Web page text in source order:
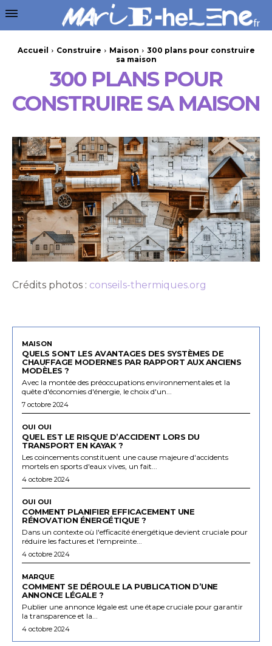
Accueil Construire Maison
300 plans pour construire
sa maison
300 PLANS POUR
CONSTRUIRE SA MAISON
Crédits photos : conseils-thermiques.org
MAISON
QUELS SONT LES AVANTAGES DES SYSTÈMES DE
CHAUFFAGE MODERNES PAR RAPPORT AUX ANCIENS
MODÈLES ?
Avec la montée des préoccupations environnementales et la
quête d'économies d'énergie, le choix d'un...
7 octobre 2024
OUI OUI
QUEL EST LE RISQUE D’ACCIDENT LORS DU
TRANSPORT EN KAYAK ?
Les coincements constituent une cause majeure d'accidents
mortels en sports d'eaux vives, un fait...
4 octobre 2024
OUI OUI
COMMENT PLANIFIER EFFICACEMENT UNE
RÉNOVATION ÉNERGÉTIQUE ?
Dans un contexte où l'efficacité énergétique devient cruciale pour
réduire les factures et l'empreinte...
4 octobre 2024
MARQUE
COMMENT SE DÉROULE LA PUBLICATION D’UNE
ANNONCE LÉGALE ?
Publier une annonce légale est une étape cruciale pour garantir
la transparence et la...
4 octobre 2024